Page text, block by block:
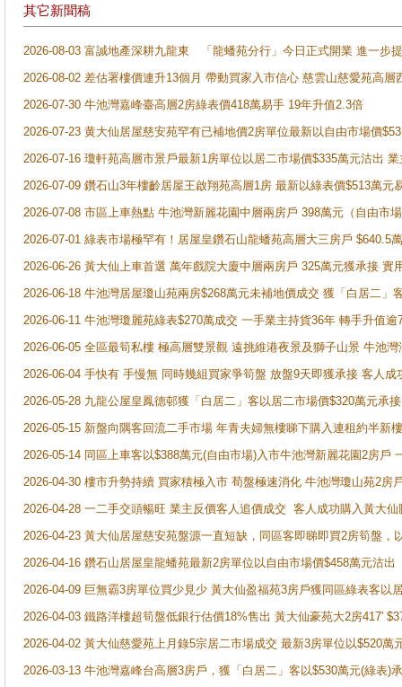
其它新聞稿
2026-08-03 富誠地產深耕九龍東 「龍蟠苑分行」今日正式開業 進一步
2026-08-02 差估署樓價連升13個月 帶動買家入市信心 慈雲山慈愛苑高層
2026-07-30 牛池灣嘉峰臺高層2房綠表價418萬易手 19年升值2.3倍
2026-07-23 黄大仙居屋慈安苑罕有已補地價2房單位最新以自由市場價
2026-07-16 瓊軒苑高層市景戶最新1房單位以居二市場價$335萬元沽出
2026-07-09 鑽石山3年樓齡居屋王啟翔苑高層1房 最新以綠表價$513萬元
2026-07-08 市區上車熱點 牛池灣新麗花園中層兩房戶 398萬元（自由市
2026-07-01 綠表市場極罕有！居屋皇鑽石山龍蟠苑高層大三房戶
2026-06-26 黃大仙上車首選 萬年戲院大廈中層兩房戶 325萬元獲承接 實
2026-06-18 牛池灣居屋瓊山苑兩房$268萬元未補地價成交 獲「白居二」
2026-06-11 牛池灣瓊麗苑綠表$270萬成交 一手業主持貨36年 轉手升值逾
2026-06-05 全區最筍私樓 極高層雙景觀 遠挑維港夜景及獅子山景 牛池
2026-06-04 手快有 手慢無 同時幾組買家爭筍盤 放盤9天即獲承接 客人
2026-05-28 九龍公屋皇鳳德邨獲「白居二」客以居二市場價$320萬元承接
2026-05-15 新盤向隅客回流二手市場 年青夫婦無樓睇下購入連租約半新
2026-05-14 同區上車客以$388萬元(自由市場)入市牛池灣新麗花園2房戶
2026-04-30 樓市升勢持續 買家積極入市 荀盤極速消化 牛池灣瓊山苑2房
2026-04-28 一二手交頭暢旺 業主反價客人追價成交 客人成功購入黃大
2026-04-23 黃大仙居屋慈安苑盤源一直短缺，同區客即睇即買2房筍盤，
2026-04-16 鑽石山居屋皇龍蟠苑最新2房單位以自由市場價$458萬元沽出
2026-04-09 巨無霸3房單位買少見少 黃大仙盈福苑3房戶獲同區綠表客以
2026-04-03 鐵路洋樓超筍盤低銀行估價18%售出 黃大仙豪苑大2房417'
2026-04-02 黃大仙慈愛苑上月錄5宗居二市場成交 最新3房單位以$520萬
2026-03-13 牛池灣嘉峰台高層3房戶，獲「白居二」客以$530萬元(綠表)